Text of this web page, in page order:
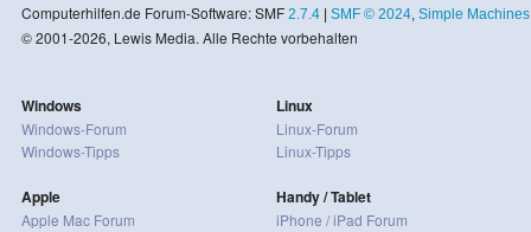
Computerhilfen.de Forum-Software: SMF 2.7.4| SMF © 2024, Simple Machines
© 2001-2026, Lewis Media. Alle Rechte vorbehalten
Windows
Windows-Forum
Windows-Tipps
Apple
Apple Mac Forum
Linux
Linux-Forum
Linux-Tipps
Handy / Tablet
iPhone / iPad Forum